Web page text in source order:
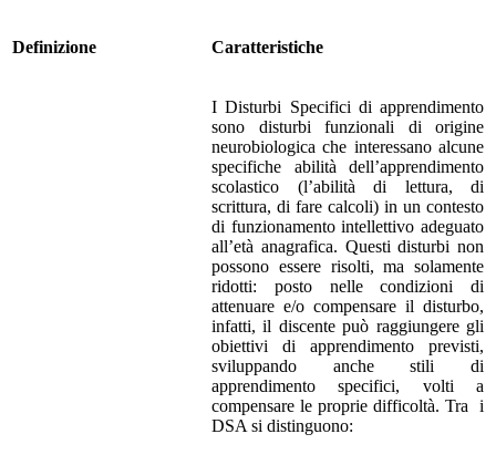
Definizione Caratteristiche
I Disturbi Specifici di apprendimento
sono disturbi funzionali di origine
neurobiologica che interessano alcune
specifiche abilità dell’apprendimento
scolastico (l’abilità di lettura, di
scrittura, di fare calcoli) in un contesto
di funzionamento intellettivo adeguato
all’età anagrafica. Questi disturbi non
possono essere risolti, ma solamente
ridotti: posto nelle condizioni di
attenuare e/o compensare il disturbo,
infatti, il discente può raggiungere gli
obiettivi di apprendimento previsti,
sviluppando anche stili di
apprendimento specifici, volti a
compensare le proprie difficoltà. Tra i
DSA si distinguono: